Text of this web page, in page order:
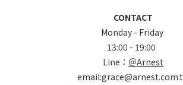
CONTACT
Monday - Friday
13:00 - 19:00
Line： ＠Arnest